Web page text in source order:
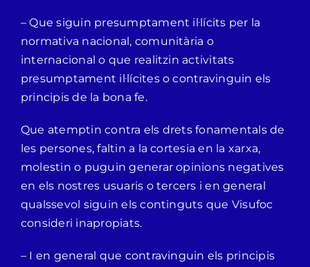
– Que siguin presumptament il·lícits per la
normativa nacional, comunitària o
internacional o que realitzin activitats
presumptament il·lícites o contravinguin els
principis de la bona fe.
Que atemptin contra els drets fonamentals de
les persones, faltin a la cortesia en la xarxa,
molestin o puguin generar opinions negatives
en els nostres usuaris o tercers i en general
qualssevol siguin els continguts que Visufoc
consideri inapropiats.
– I en general que contravinguin els principis